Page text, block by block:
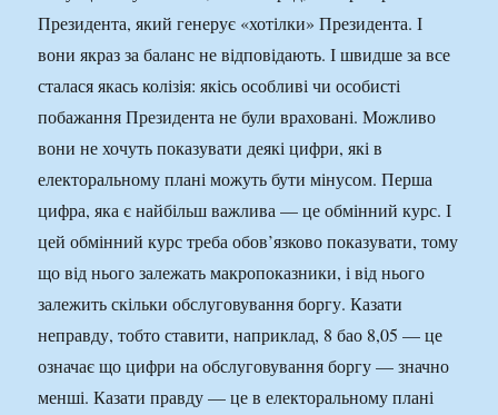
Президента, який генерує «хотілки» Президента. І
вони якраз за баланс не відповідають. І швидше за все
сталася якась колізія: якісь особливі чи особисті
побажання Президента не були враховані. Можливо
вони не хочуть показувати деякі цифри, які в
електоральному плані можуть бути мінусом. Перша
цифра, яка є найбільш важлива — це обмінний курс. І
цей обмінний курс треба обов’язково показувати, тому
що від нього залежать макропоказники, і від нього
залежить скільки обслуговування боргу. Казати
неправду, тобто ставити, наприклад, 8 бао 8,05 — це
означає що цифри на обслуговування боргу — значно
менші. Казати правду — це в електоральному плані